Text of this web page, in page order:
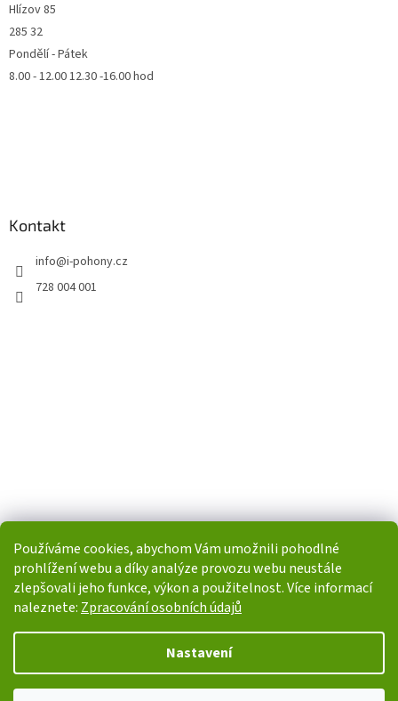
Používáme cookies, abychom Vám umožnili pohodlné
prohlížení webu a díky analýze provozu webu neustále
zlepšovali jeho funkce, výkon a použitelnost. Více informací
naleznete: Zpracování osobních údajů
Nastavení
Hlízov 85
285 32
Pondělí - Pátek
8.00 - 12.00 12.30 -16.00 hod
Kontakt
info@i-pohony.cz
728 004 001
Copyright 2026i-POHONY.cz. Všechna práva vyhrazena.Upravit